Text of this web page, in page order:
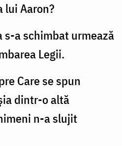
lui Aaron?
s-a schimbat urmează
Legii.
Care se spun
dintr-o altă
n-a slujit